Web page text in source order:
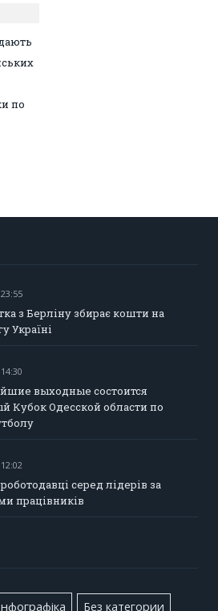
по
з Берліну збирає кошти на
Україні
выходные состоится
Кубок Одесской области по
серед лідерів за
працівників
Без категории